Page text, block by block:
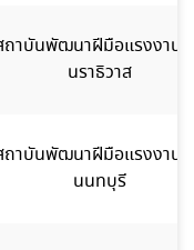
ถาบันพัฒนาฝีมือแรงงาน
นราธิวาส
ถาบันพัฒนาฝีมือแรงงาน
นนทบุรี